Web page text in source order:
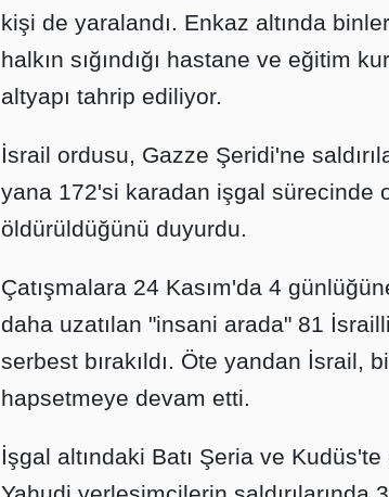
kişi de yaralandı. Enkaz altında
halkın sığındığı hastane ve eğitim
altyapı tahrip ediliyor.
İsrail ordusu, Gazze Şeridi'ne
yana 172'si karadan işgal sürecinde
öldürüldüğünü duyurdu.
Çatışmalara 24 Kasım'da 4
daha uzatılan "insani arada" 81
serbest bırakıldı. Öte yandan İsrail,
hapsetmeye devam etti.
İşgal altındaki Batı Şeria ve